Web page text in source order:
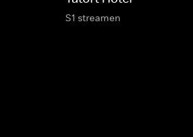
S1 streamen